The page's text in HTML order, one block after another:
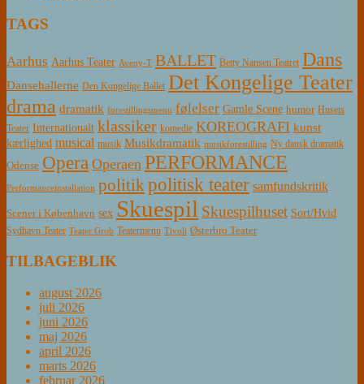
TAGS
Aarhus Aarhus Teater Aveny-T BALLET Betty Nansen Teatret Dans
Dansehallerne Den Kongelige Ballet Det Kongelige Teater
drama dramatik forestillingsmenu følelser Gamle Scene humor Husets
Teater Internationalt klassiker komedie KOREOGRAFI kunst
kærlighed musical musik Musikdramatik musikforestilling Ny dansk dramatik
Odense Opera Operaen PERFORMANCE
Performanceinstallation politikpolitisk teater samfundskritik
Scener i København sex Skuespil Skuespilhuset Sort/Hvid
Sydhavn Teater Teater Grob Teatermenu Tivoli Østerbro Teater
TILBAGEBLIK
august 2026
juli 2026
juni 2026
maj 2026
april 2026
marts 2026
februar 2026